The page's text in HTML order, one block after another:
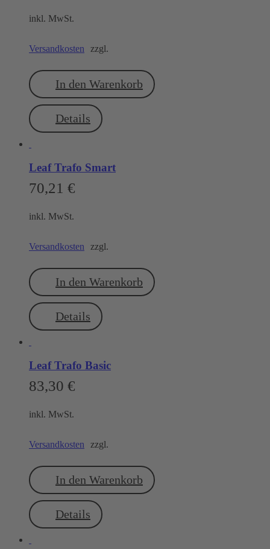
inkl. MwSt.
zzgl.
Versandkosten
In den Warenkorb
Details
Leaf Trafo Smart
70,21 €
inkl. MwSt.
zzgl.
Versandkosten
In den Warenkorb
Details
Leaf Trafo Basic
83,30 €
inkl. MwSt.
zzgl.
Versandkosten
In den Warenkorb
Details